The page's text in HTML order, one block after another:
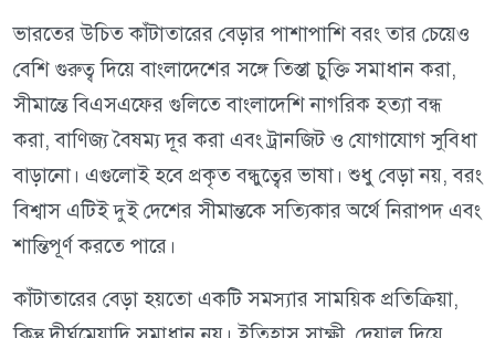
ভারতের উচিত কাঁটাতারের বেড়ার পাশাপাশি বরং তার চেয়েও
বেশি গুরুত্ব দিয়ে বাংলাদেশের সঙ্গে তিস্তা চুক্তি সমাধান করা,
সীমান্তে বিএসএফের গুলিতে বাংলাদেশি নাগরিক হত্যা বন্ধ
করা, বাণিজ্য বৈষম্য দূর করা এবং ট্রানজিট ও যোগাযোগ সুবিধা
বাড়ানো। এগুলোই হবে প্রকৃত বন্ধুত্বের ভাষা। শুধু বেড়া নয়, বরং
বিশ্বাস এটিই দুই দেশের সীমান্তকে সত্যিকার অর্থে নিরাপদ এবং
শান্তিপূর্ণ করতে পারে।
কাঁটাতারের বেড়া হয়তো একটি সমস্যার সাময়িক প্রতিক্রিয়া,